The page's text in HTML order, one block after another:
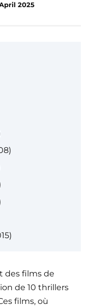
2025
des films de
de 10 thrillers
films, où